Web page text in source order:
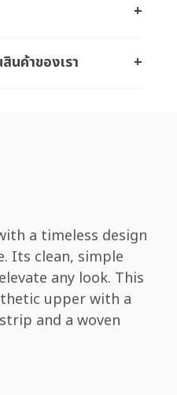
นค้าของเรา
a timeless design
Its clean, simple
any look. This
upper with a
and a woven